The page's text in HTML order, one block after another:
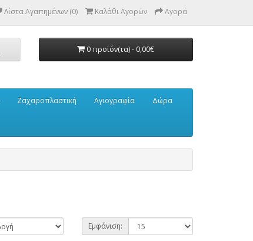
Λίστα Αγαπημένων (0) Καλάθι Αγορών Αγορά
0 προϊόν(τα) - 0,00€
Ζαχαροπλαστική Αγιογραφία Δώρα
Εμφάνιση: